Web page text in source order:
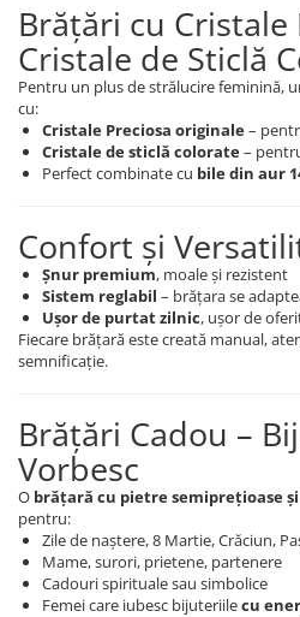
Brățări cu Cristale
Cristale de Sticlă
Pentru un plus de strălucire feminină,
cu:
Cristale Preciosa originale–
Cristale de sticlă colorate–
Perfect combinate cu bile din aur
Confort și
Șnur premium, moale și rezistent
Sistem reglabil – brățara se
Ușor de purtat zilnic, ușor de
Fiecare brățară este creată manual,
semnificație.
Brățări Cadou –
Vorbesc
O brățară cu pietre semiprețioase și
pentru:
Zile de naștere, 8 Martie, Crăciun,
Mame, surori, prietene, partenere
Cadouri spirituale sau simbolice
Femei care iubesc bijuteriilecu